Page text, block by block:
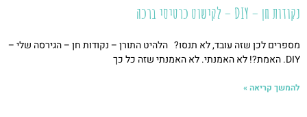
נקודות חן – DIY – לקישוט כרטיסי ברכה
מספרים לכן שזה עובד, לא תנסו? הלהיט התורן – נקודות חן – הגירסה שלי –
DIY. האמת?! לא האמנתי. לא האמנתי שזה כל כך
להמשך קריאה »